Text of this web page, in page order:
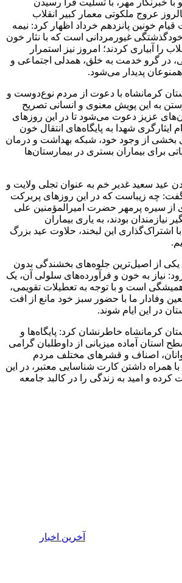
عروج ملکوتی معمار کبیر انقلاب
خونین پانزدهم خرداد اظهار کرد: نیمه
خودگذشتگی غیورمردانی است که با نثار خون
را آبیاری کردند؛ امروز نیز استمرار
در گرو خدمت به خلق، همدلی اجتماعی و
پدیدار می‌شود.
کرمانشاه با دعوت از مردم نوع‌دوست و
به این پویش معنوی و انسانی تصریح
عزیز دعوت می‌شود تا در این روزهای
ایثارگری شهدا به پایگاه‌های انتقال خون
بخشی از وجود خود، شبکه بهداشت و درمان
برای بیماران بستری در بیمارستان‌ها
عید سعید غدیر خم به عنوان تجلی ولایت و
چه زیباست که در این روزهای پربرکت
از سیره پرمهر حضرت امیرالمؤمنین علی
نیازمندان بودند، به یاری بیماران
اشتراک‌گذاری این لبخند، حلاوت عید بزرگ
یکی از اصیل‌ترین جلوه‌های بخشندگی بدون
نیاز به خون و فرآورده‌های سلولی آن، یک
همیشگی است و با توجه به تعطیلات تقویمی،
وفادار ما با حضور سبز خود مانع از افت
در این ایام شوند.
کرمانشاه خاطرنشان کرد: پایگاه‌ها و
استان آماده میزبانی از داوطلبان گرامی
اصناف و قشرهای مختلف مردم
با همراه داشتن کارت شناسایی معتبر، در این
و امید به زندگی را در کالبد جامعه
آخرین اخبار